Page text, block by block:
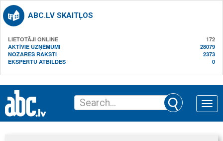
ABC.LV SKAITĻOS
LIETOTĀJI ONLINE
172
AKTĪVIE UZŅĒMUMI
28079
NOZARES RAKSTI
2373
EKSPERTU ATBILDES
0
Toggle